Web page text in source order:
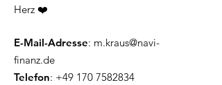
Herz ❤️
E-Mail-Adresse: m.kraus@navi-
finanz.de
Telefon: +49 170 7582834